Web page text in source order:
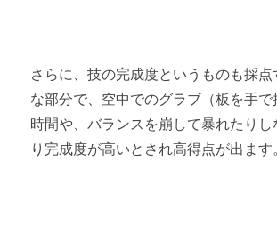
さらに、技の完成度というものも採
な部分で、空中でのグラブ（板を手
時間や、バランスを崩して暴れたりし
り完成度が高いとされ高得点が出ます